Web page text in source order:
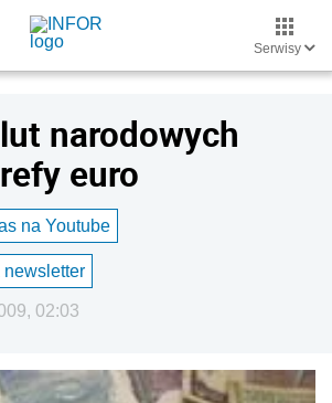
Serwisy
narodowych
euro
na Youtube
02:03